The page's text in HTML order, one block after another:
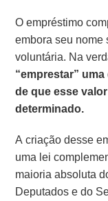
O empréstimo
embora seu
voluntária. Na
“emprestar”
de que esse
determinado.
A criação desse
uma lei
maioria absoluta
Deputados e do